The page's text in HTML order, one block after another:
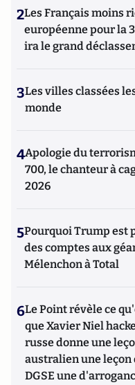
2Les Français moins
européenne pour la
ira le grand
3Les villes classées
monde
4Apologie du
700, le chanteur à
2026
5Pourquoi Trump est
des comptes aux
Mélenchon à Total
6Le Point révèle ce
que Xavier Niel
russe donne une
australien une leçon
DGSE une